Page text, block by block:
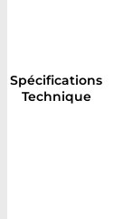
Spécifications
Technique